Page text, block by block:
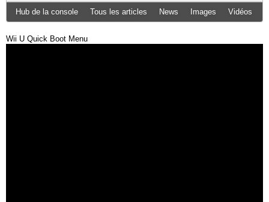
Hub de la console Tous les articles News Images Vidéos
Wii U Quick Boot Menu